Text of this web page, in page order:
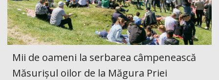
Mii de oameni la serbarea câmpenească
Măsurișul oilor de la Măgura Priei